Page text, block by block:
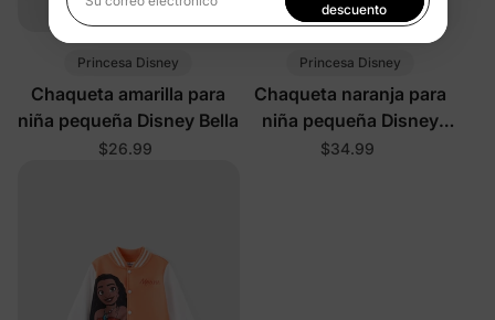
Princesa Disney
Chaqueta amarilla para
niña pequeña Disney Bella
$26.99
Princesa Disney
Chaqueta naranja para
niña pequeña Disney
Moana
$34.99
Su correo electrónico
descuento
Al registrarte, aceptas nuestra Política de privacidad